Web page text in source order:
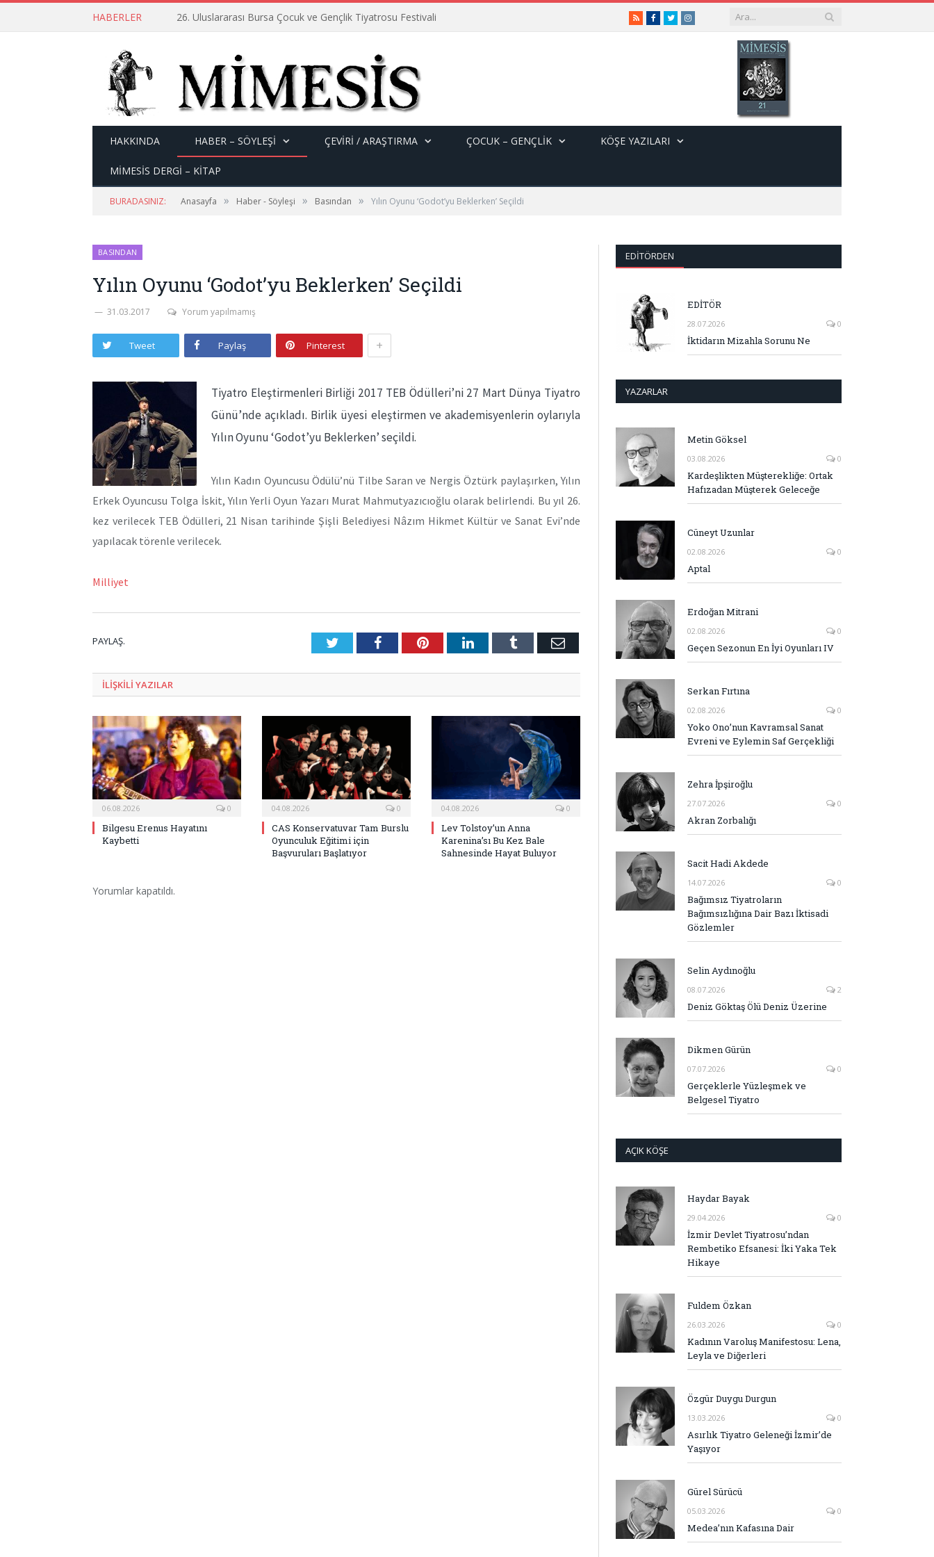
HABERLER 26. Uluslararası Bursa Çocuk ve Gençlik Tiyatrosu Festivali RSSFacebook
TwitterInstagram
HAKKINDA HABER – SÖYLEŞI ÇEVİRİ / ARAŞTIRMA ÇOCUK – GENÇLIK KÖŞE YAZILARI
MİMESİS DERGİ – KİTAP
BURADASINIZ: Anasayfa » Haber - Söyleşi » Basından » Yılın Oyunu ‘Godot’yu Beklerken’ Seçildi
BASINDAN
Yılın Oyunu ‘Godot’yu Beklerken’ Seçildi
31.03.2017 Yorum yapılmamış
Tweet Paylaş Pinterest +
Tiyatro Eleştirmenleri Birliği 2017 TEB Ödülleri’ni 27 Mart Dünya Tiyatro
Günü’nde açıkladı. Birlik üyesi eleştirmen ve akademisyenlerin oylarıyla
Yılın Oyunu ‘Godot’yu Beklerken’ seçildi.
Yılın Kadın Oyuncusu Ödülü’nü Tilbe Saran ve Nergis Öztürk paylaşırken, Yılın
Erkek Oyuncusu Tolga İskit, Yılın Yerli Oyun Yazarı Murat Mahmutyazıcıoğlu olarak belirlendi. Bu yıl 26.
kez verilecek TEB Ödülleri, 21 Nisan tarihinde Şişli Belediyesi Nâzım Hikmet Kültür ve Sanat Evi’nde
yapılacak törenle verilecek.
Milliyet
PAYLAŞ. TwitterFacebookPinterestLinkedInTumblr E-
ILIŞKILI YAZILAR
06.08.2026 0
Bilgesu Erenus Hayatını
Kaybetti
04.08.2026 0
CAS Konservatuvar Tam Burslu
Oyunculuk Eğitimi için
Başvuruları Başlatıyor
04.08.2026 0
Lev Tolstoy’un Anna
Karenina’sı Bu Kez Bale
Sahnesinde Hayat Buluyor
Yorumlar kapatıldı.
EDITÖRDEN
EDİTÖR
28.07.2026 0
İktidarın Mizahla Sorunu Ne
YAZARLAR
Metin Göksel
03.08.2026 0
Kardeşlikten Müşterekliğe: Ortak
Hafızadan Müşterek Geleceğe
Cüneyt Uzunlar
02.08.2026 0
Aptal
Erdoğan Mitrani
02.08.2026 0
Geçen Sezonun En İyi Oyunları IV
Serkan Fırtına
02.08.2026 0
Yoko Ono’nun Kavramsal Sanat
Evreni ve Eylemin Saf Gerçekliği
Zehra İpşiroğlu
27.07.2026 0
Akran Zorbalığı
Sacit Hadi Akdede
14.07.2026 0
Bağımsız Tiyatroların
Bağımsızlığına Dair Bazı İktisadi
Gözlemler
Selin Aydınoğlu
08.07.2026 2
Deniz Göktaş Ölü Deniz Üzerine
Dikmen Gürün
07.07.2026 0
Gerçeklerle Yüzleşmek ve
Belgesel Tiyatro
AÇIK KÖŞE
Haydar Bayak
29.04.2026 0
İzmir Devlet Tiyatrosu’ndan
Rembetiko Efsanesi: İki Yaka Tek
Hikaye
Fuldem Özkan
26.03.2026 0
Kadının Varoluş Manifestosu: Lena,
Leyla ve Diğerleri
Özgür Duygu Durgun
13.03.2026 0
Asırlık Tiyatro Geleneği İzmir’de
Yaşıyor
Gürel Sürücü
05.03.2026 0
Medea’nın Kafasına Dair